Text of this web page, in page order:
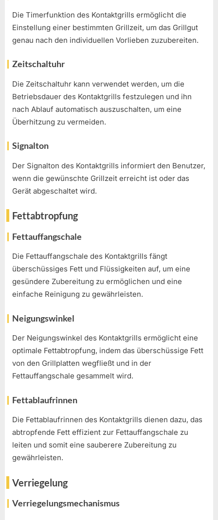
Die Timerfunktion des Kontaktgrills ermöglicht die
Einstellung einer bestimmten Grillzeit, um das Grillgut
genau nach den individuellen Vorlieben zuzubereiten.
Zeitschaltuhr
Die Zeitschaltuhr kann verwendet werden, um die
Betriebsdauer des Kontaktgrills festzulegen und ihn
nach Ablauf automatisch auszuschalten, um eine
Überhitzung zu vermeiden.
Signalton
Der Signalton des Kontaktgrills informiert den Benutzer,
wenn die gewünschte Grillzeit erreicht ist oder das
Gerät abgeschaltet wird.
Fettabtropfung
Fettauffangschale
Die Fettauffangschale des Kontaktgrills fängt
überschüssiges Fett und Flüssigkeiten auf, um eine
gesündere Zubereitung zu ermöglichen und eine
einfache Reinigung zu gewährleisten.
Neigungswinkel
Der Neigungswinkel des Kontaktgrills ermöglicht eine
optimale Fettabtropfung, indem das überschüssige Fett
von den Grillplatten wegfließt und in der
Fettauffangschale gesammelt wird.
Fettablaufrinnen
Die Fettablaufrinnen des Kontaktgrills dienen dazu, das
abtropfende Fett effizient zur Fettauffangschale zu
leiten und somit eine sauberere Zubereitung zu
gewährleisten.
Verriegelung
Verriegelungsmechanismus